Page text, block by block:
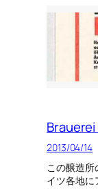
2013/04/14
この醸造所
イツ各地に